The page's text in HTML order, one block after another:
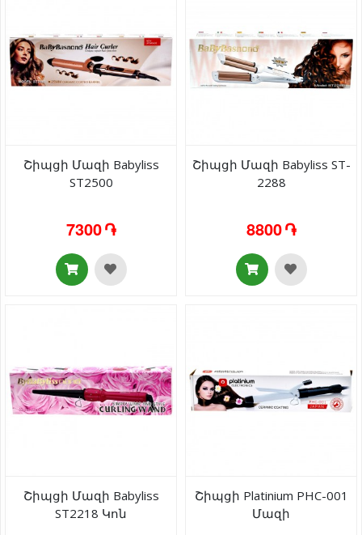
Շիպցի Մազի Babyliss
ST2500
7300 ֏
Շիպցի Մազի Babyliss ST-
2288
8800 ֏
Շիպցի Մազի Babyliss
ST2218 Կոն
Շիպցի Platinium PHC-001
Մազի